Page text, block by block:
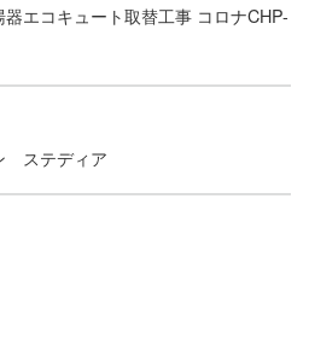
エコキュート取替工事 コロナCHP-
ステディア